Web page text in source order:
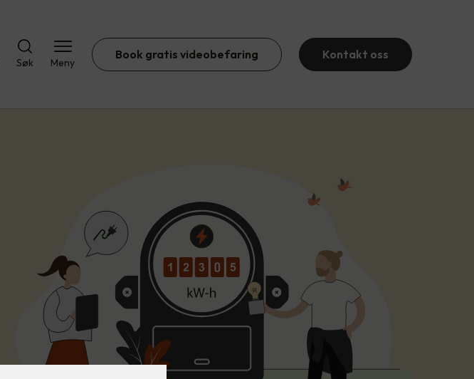
Søk Meny
Book gratis videobefaring Kontakt oss